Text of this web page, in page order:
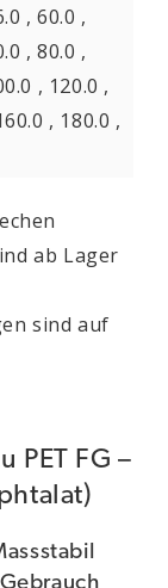
, 60.0 ,
, 80.0 ,
, 120.0 ,
, 180.0 ,
ab Lager
sind auf
PET FG –